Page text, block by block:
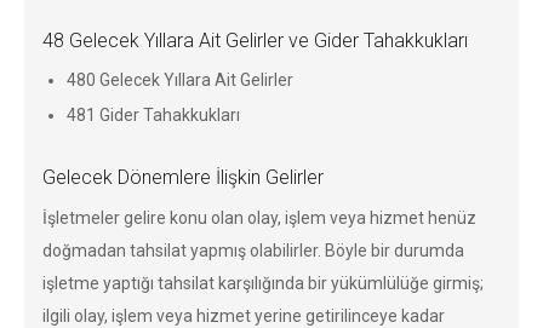
48 Gelecek Yıllara Ait Gelirler ve Gider Tahakkukları
480 Gelecek Yıllara Ait Gelirler
481 Gider Tahakkukları
Gelecek Dönemlere İlişkin Gelirler
İşletmeler gelire konu olan olay, işlem veya hizmet henüz
doğmadan tahsilat yapmış olabilirler. Böyle bir durumda
işletme yaptığı tahsilat karşılığında bir yükümlülüğe girmiş;
ilgili olay, işlem veya hizmet yerine getirilinceye kadar